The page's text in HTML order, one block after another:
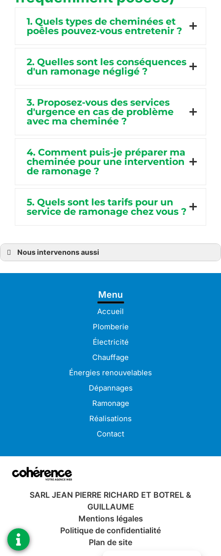
1. Quels types de cheminées et
poêles pouvez-vous entretenir ?
2. Quelles sont les conséquences
d'un ramonage négligé ?
3. Proposez-vous des services
d'urgence en cas de problème
avec ma cheminée ?
4. Comment puis-je préparer ma
cheminée pour une intervention
de ramonage ?
5. Quels sont les tarifs pour un
service de ramonage chez vous ?
Nous intervenons aussi
Ramonage à Binic-Étables-sur-Mer
Menu
Accueil
Plomberie
Électricité
Chauffage
Énergies renouvelables
Dépannages
Ramonage
Réalisations
Contact
SARL JEAN PIERRE RICHARD ET BOTREL &
GUILLAUME
Mentions légales
Politique de confidentialité
Plan de site